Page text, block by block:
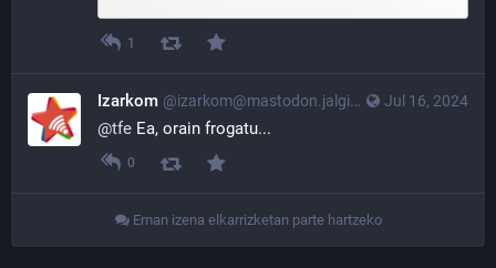
1
Jul 16, 2024
Izarkom @izarkom@mastodon.jalgi.eus
@tfe Ea, orain frogatu...
0
Eman izena elkarrizketan parte hartzeko